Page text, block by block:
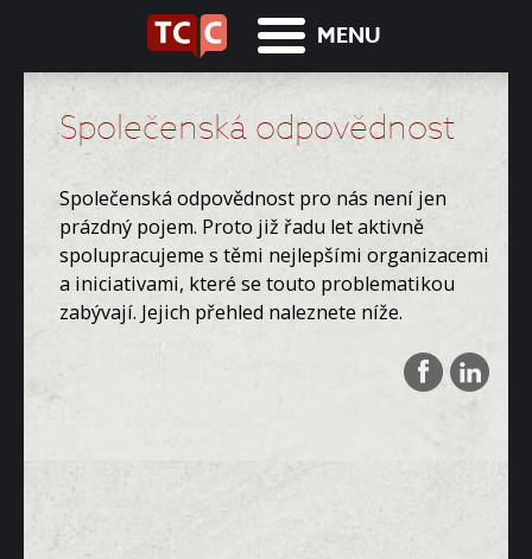
MENU
Společenská odpovědnost
Společenská odpovědnost pro nás není jen
prázdný pojem. Proto již řadu let aktivně
spolupracujeme s těmi nejlepšími organizacemi
a iniciativami, které se touto problematikou
zabývají. Jejich přehled naleznete níže.